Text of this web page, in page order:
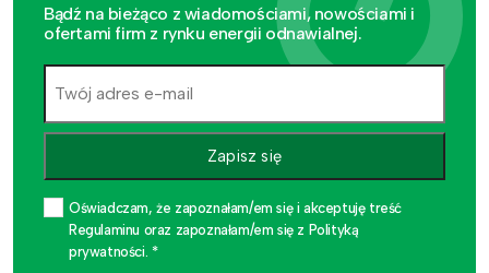
Bądź na bieżąco z wiadomościami, nowościami i
ofertami firm z rynku energii odnawialnej.
Zapisz się
Oświadczam, że zapoznałam/em się i akceptuję treść
Regulaminu oraz zapoznałam/em się z Polityką
prywatności. *